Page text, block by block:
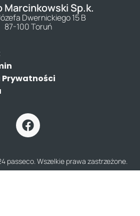
Marcinkowski Sp.k.
Dwernickiego 15 B
87-100 Toruń
passeco. Wszelkie prawa zastrzeżone.